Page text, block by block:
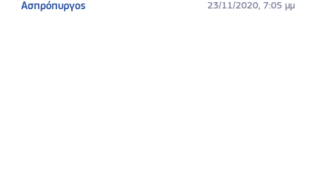
Ασπρόπυργος 23/11/2020, 7:05 μμ